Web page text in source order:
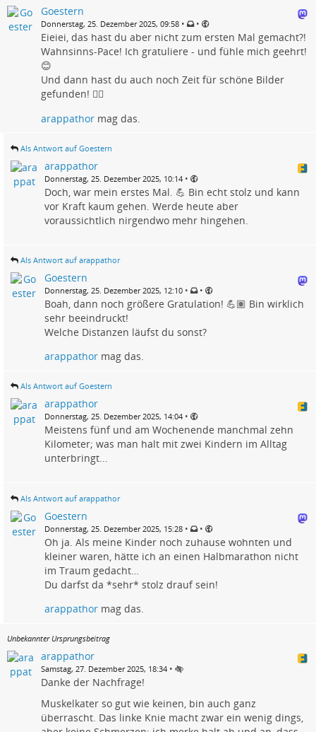
Goestern
Donnerstag, 25. Dezember 2025, 09:58 • •
Eieiei, das hast du aber nicht zum ersten Mal gemacht?!
Wahnsinns-Pace! Ich gratuliere - und fühle mich geehrt!
😊
Und dann hast du auch noch Zeit für schöne Bilder
gefunden! 👍🏾
arappathor mag das.
Als Antwort auf Goestern
arappathor
Donnerstag, 25. Dezember 2025, 10:14 •
Doch, war mein erstes Mal. 💪 Bin echt stolz und kann
vor Kraft kaum gehen. Werde heute aber
voraussichtlich nirgendwo mehr hingehen.
Als Antwort auf arappathor
Goestern
Donnerstag, 25. Dezember 2025, 12:10 • •
Boah, dann noch größere Gratulation! 💪🏽 Bin wirklich
sehr beeindruckt!
Welche Distanzen läufst du sonst?
arappathor mag das.
Als Antwort auf Goestern
arappathor
Donnerstag, 25. Dezember 2025, 14:04 •
Meistens fünf und am Wochenende manchmal zehn
Kilometer; was man halt mit zwei Kindern im Alltag
unterbringt...
Als Antwort auf arappathor
Goestern
Donnerstag, 25. Dezember 2025, 15:28 • •
Oh ja. Als meine Kinder noch zuhause wohnten und
kleiner waren, hätte ich an einen Halbmarathon nicht
im Traum gedacht…
Du darfst da *sehr* stolz drauf sein!
arappathor mag das.
Unbekannter Ursprungsbeitrag
arappathor
Samstag, 27. Dezember 2025, 18:34 •
Danke der Nachfrage!
Muskelkater so gut wie keinen, bin auch ganz
überrascht. Das linke Knie macht zwar ein wenig dings,